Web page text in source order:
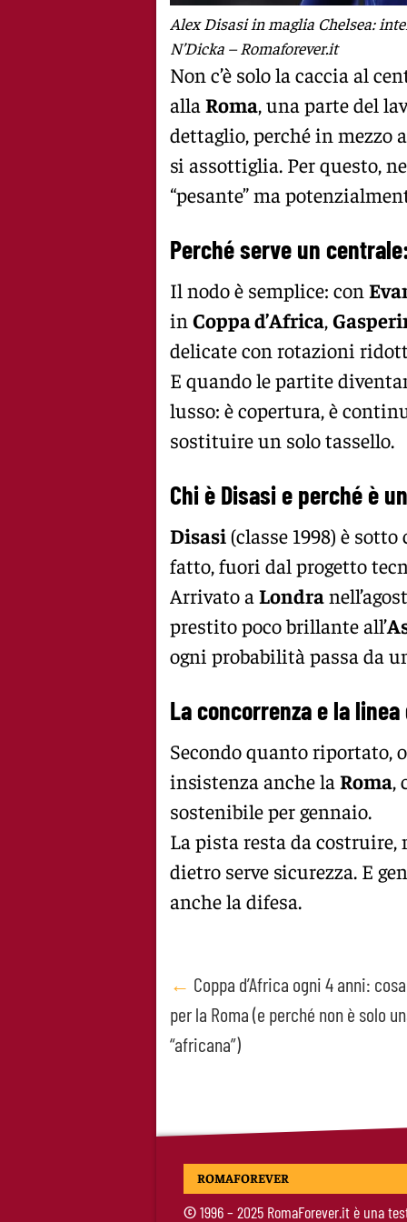
Alex Disasi in maglia Chelsea:
N’Dicka – Romaforever.it
Non c’è solo la caccia al
alla Roma, una parte del
dettaglio, perché in mezzo
si assottiglia. Per questo,
“pesante” ma
Perché serve un
Il nodo è semplice: con
in Coppa d’Africa,
delicate con rotazioni
E quando le partite
lusso: è copertura, è
sostituire un solo tassello.
Chi è Disasie perché è
Disasi(classe 1998) è
fatto, fuori dal progetto
Arrivato a Londra
prestito poco brillante all’
ogni probabilità passa da
La concorrenza e la
Secondo quanto riportato,
insistenza anche la Roma,
sostenibile per gennaio.
La pista resta da costruire,
dietro serve sicurezza. E
anche la difesa.
Post
navigation
← Coppa d’Africa ogni 4 anni:
per la Roma (e perché non è solo
“africana”)
ROMAFOREVER
©1996 – 2025 RomaForever.it è una